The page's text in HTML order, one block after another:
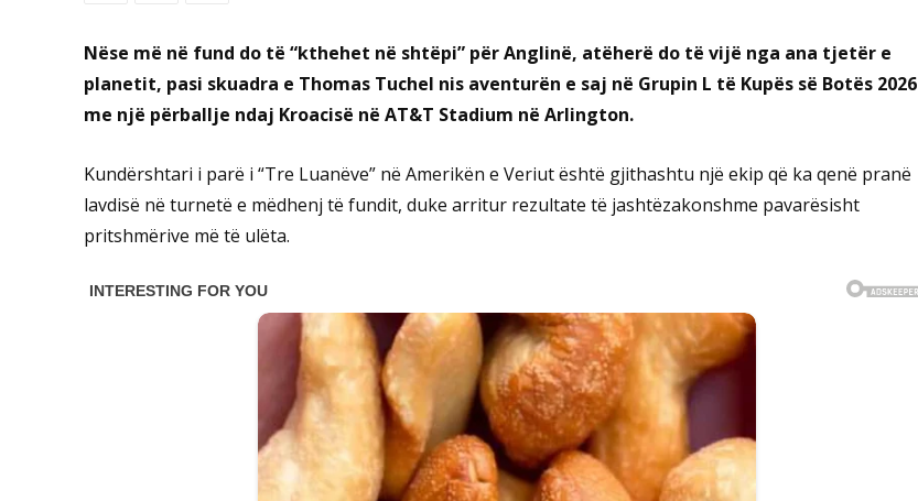
Nëse më në fund do të “kthehet në shtëpi” për Anglinë, atëherë do të vijë nga ana tjetër e
planetit, pasi skuadra e Thomas Tuchel nis aventurën e saj në Grupin L të Kupës së Botës 2026
me një përballje ndaj Kroacisë në AT&T Stadium në Arlington.
Kundërshtari i parë i “Tre Luanëve” në Amerikën e Veriut është gjithashtu një ekip që ka qenë pranë
lavdisë në turnetë e mëdhenj të fundit, duke arritur rezultate të jashtëzakonshme pavarësisht
pritshmërive më të ulëta.